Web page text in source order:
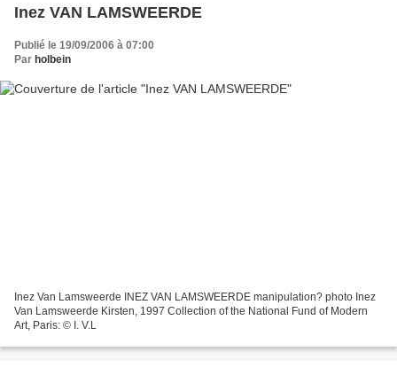
Inez VAN LAMSWEERDE
Publié le 19/09/2006 à 07:00
Par holbein
Inez Van Lamsweerde INEZ VAN LAMSWEERDE manipulation? photo Inez
Van Lamsweerde Kirsten, 1997 Collection of the National Fund of Modern
Art, Paris: © I. V.L